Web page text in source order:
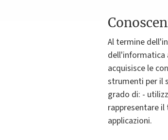
Al termine
dell'informatica
acquisisce le
strumenti per il
grado di: -
rappresentare
applicazioni.